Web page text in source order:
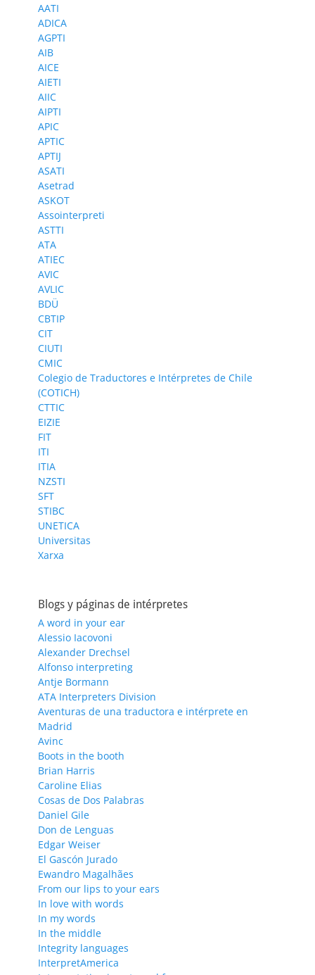
AATI
ADICA
AGPTI
AIB
AICE
AIETI
AIIC
AIPTI
APIC
APTIC
APTIJ
ASATI
Asetrad
ASKOT
Assointerpreti
ASTTI
ATA
ATIEC
AVIC
AVLIC
BDÜ
CBTIP
CIT
CIUTI
CMIC
Colegio de Traductores e Intérpretes de Chile
(COTICH)
CTTIC
EIZIE
FIT
ITI
ITIA
NZSTI
SFT
STIBC
UNETICA
Universitas
Xarxa
Blogs y páginas de intérpretes
A word in your ear
Alessio Iacovoni
Alexander Drechsel
Alfonso interpreting
Antje Bormann
ATA Interpreters Division
Aventuras de una traductora e intérprete en
Madrid
Avinc
Boots in the booth
Brian Harris
Caroline Elias
Cosas de Dos Palabras
Daniel Gile
Don de Lenguas
Edgar Weiser
El Gascón Jurado
Ewandro Magalhães
From our lips to your ears
In love with words
In my words
In the middle
Integrity languages
InterpretAmerica